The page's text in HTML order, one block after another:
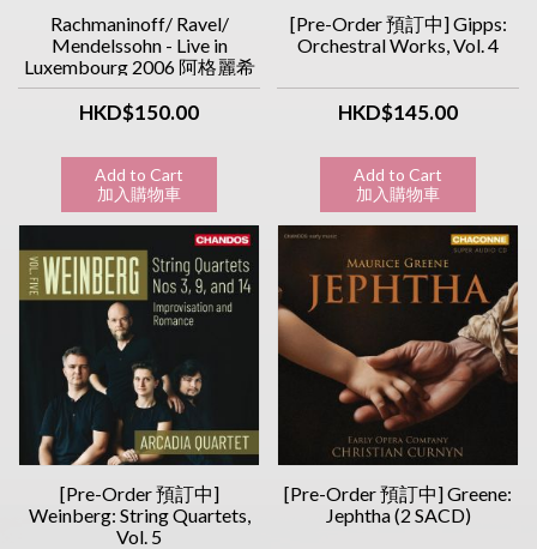
Rachmaninoff/ Ravel/
Mendelssohn - Live in
Luxembourg 2006 阿格麗希
的雙鋼琴音樂會
HKD$150.00
Add to Cart
加入購物車
[Pre-Order 預訂中] Gipps:
Orchestral Works, Vol. 4
HKD$145.00
Add to Cart
加入購物車
[Pre-Order 預訂中]
Weinberg: String Quartets,
Vol. 5
[Pre-Order 預訂中] Greene:
Jephtha (2 SACD)